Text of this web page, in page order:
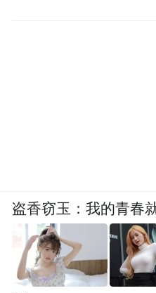
盗香窃玉：我的青春